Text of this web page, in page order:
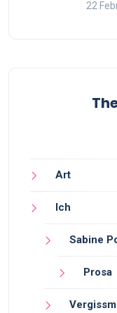
22
Art
Ich
Sabine
Prosa